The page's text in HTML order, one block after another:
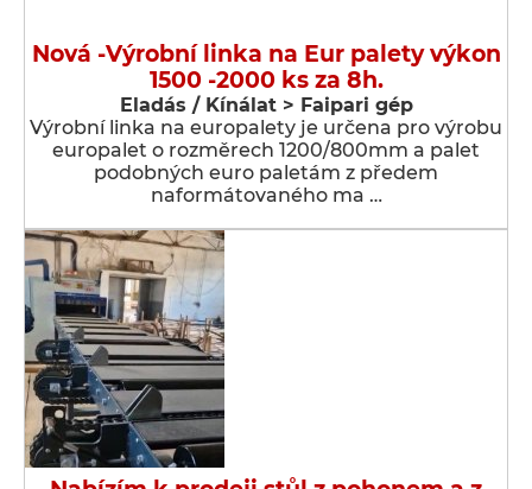
Nová -Výrobní linka na Eur palety výkon
1500 -2000 ks za 8h.
Eladás / Kínálat > Faipari gép
Výrobní linka na europalety je určena pro výrobu
europalet o rozměrech 1200/800mm a palet
podobných euro paletám z předem
naformátovaného ma …